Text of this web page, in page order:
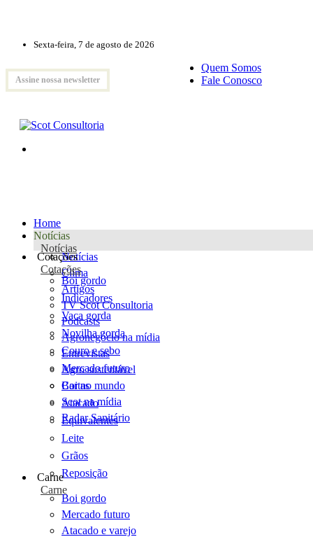
Sexta-feira, 7 de agosto de 2026
Assine nossa newsletter
Quem Somos
Fale Conosco
Home
Notícias
Notícias
Notícias
Clima
Artigos
TV Scot Consultoria
Podcasts
Agronegócio na mídia
Entrevistas
Agro sustentável
Cartas
Scot na mídia
Radar Sanitário
Cotações
Cotações
Boi gordo
Indicadores
Vaca gorda
Novilha gorda
Couro e sebo
Mercado futuro
Boi no mundo
Atacado
Equivalentes
Leite
Grãos
Reposição
Carne
Carne
Boi gordo
Mercado futuro
Atacado e varejo